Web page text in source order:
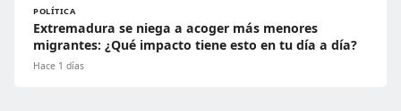
POLÍTICA
Extremadura se niega a acoger más menores
migrantes: ¿Qué impacto tiene esto en tu día a día?
Hace 1 días